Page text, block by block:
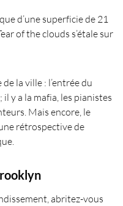
d’une superficie de 21
of the clouds s’étale sur
la ville : l’entrée du
y a la mafia, les pianistes
Mais encore, le
rétrospective de
abritez-vous